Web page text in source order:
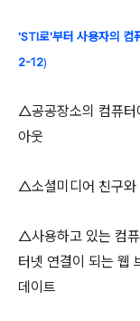
'STI로'부터 사용자의 컴
2-12)
△공공장소의 컴퓨터
아웃
△소셜미디어 친구와
△사용하고 있는 컴
터넷 연결이 되는 웹
데이트